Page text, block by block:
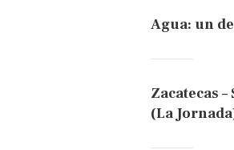
Agua: un
Zacatecas
(La